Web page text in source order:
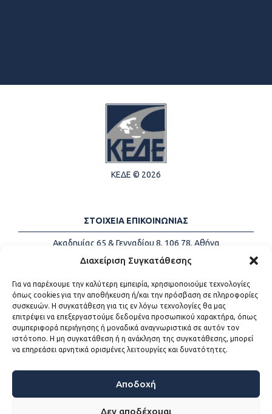
Διαχείριση Συγκατάθεσης
Για να παρέχουμε την καλύτερη εμπειρία, χρησιμοποιούμε τεχνολογίες
όπως cookies για την αποθήκευση ή/και την πρόσβαση σε πληροφορίες
συσκευών. Η συγκατάθεση για τις εν λόγω τεχνολογίες θα μας
επιτρέψει να επεξεργαστούμε δεδομένα προσωπικού χαρακτήρα, όπως
συμπεριφορά περιήγησης ή μοναδικά αναγνωριστικά σε αυτόν τον
ιστότοπο. Η μη συγκατάθεση ή η ανάκληση της συγκατάθεσης, μπορεί
να επηρεάσει αρνητικά ορισμένες λειτουργίες και δυνατότητες.
Αποδοχή
Δεν αποδέχομαι
ΚΕΔΕ © 2026
ΣΤΟΙΧΕΙΑ ΕΠΙΚΟΙΝΩΝΙΑΣ
Ακαδημίας 65 & Γενναδίου 8, 106 78, Αθήνα
Τηλέφωνα:
+30 213-2147500
Email:
info@kede.gr
ΧΡΗΣΙΜΟΙ ΣΥΝΔΕΣΜΟΙ
Η ΚΕΔΕ
Sitemap
Προσβασιμότητα
Όροι χρήσης